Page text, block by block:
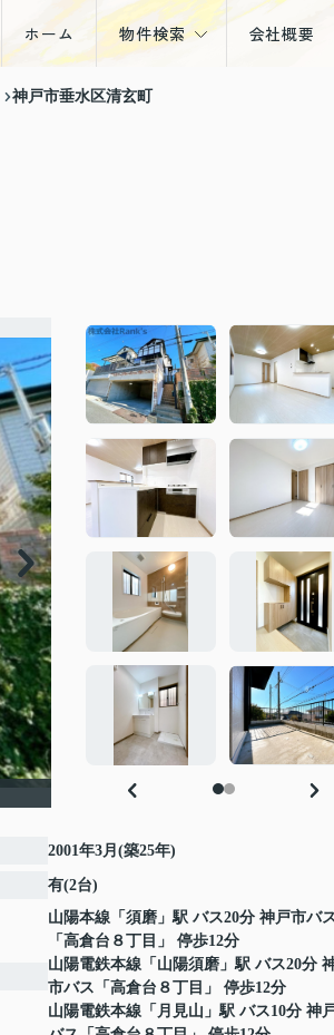
ホーム 物件検索 会社概要
神戸市垂水区清玄町
2001年3月(築25年)
有(2台)
山陽本線 「 須磨 」駅 バス20分 神戸市バ
「高倉台８丁目」 停歩12分
山陽電鉄本線 「 山陽須磨 」駅 バス20分
市バス「高倉台８丁目」 停歩12分
山陽電鉄本線 「 月見山 」駅 バス10分 神